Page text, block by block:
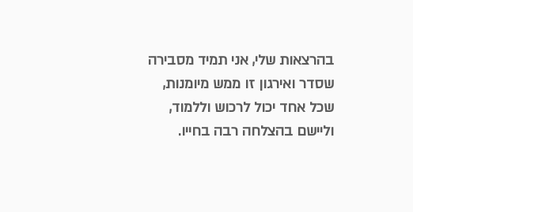
בהרצאות שלי, אני תמיד מסבירה
שסדר ואירגון זו ממש מיומנות,
שכל אחד יכול לרכוש וללמוד,
וליישם בהצלחה רבה בחייו.